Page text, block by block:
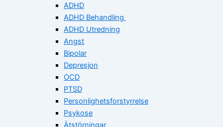
ADHD
ADHD Behandling
ADHD Utredning
Angst
Bipolar
Depresjon
OCD
PTSD
Personlighetsforstyrrelse
Psykose
Ätstörningar